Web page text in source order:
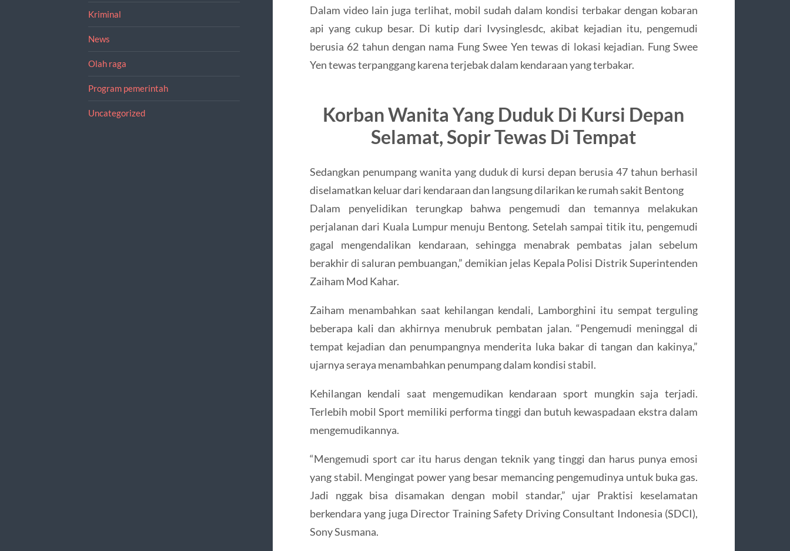
Kriminal
News
Olah raga
Program pemerintah
Uncategorized
Dalam video lain juga terlihat, mobil sudah dalam kondisi terbakar dengan kobaran
api yang cukup besar. Di kutip dari Ivysinglesdc, akibat kejadian itu, pengemudi
berusia 62 tahun dengan nama Fung Swee Yen tewas di lokasi kejadian. Fung Swee
Yen tewas terpanggang karena terjebak dalam kendaraan yang terbakar.
Korban Wanita Yang Duduk Di Kursi Depan
Selamat, Sopir Tewas Di Tempat
Sedangkan penumpang wanita yang duduk di kursi depan berusia 47 tahun berhasil
diselamatkan keluar dari kendaraan dan langsung dilarikan ke rumah sakit Bentong
Dalam penyelidikan terungkap bahwa pengemudi dan temannya melakukan
perjalanan dari Kuala Lumpur menuju Bentong. Setelah sampai titik itu, pengemudi
gagal mengendalikan kendaraan, sehingga menabrak pembatas jalan sebelum
berakhir di saluran pembuangan,” demikian jelas Kepala Polisi Distrik Superintenden
Zaiham Mod Kahar.
Zaiham menambahkan saat kehilangan kendali, Lamborghini itu sempat terguling
beberapa kali dan akhirnya menubruk pembatan jalan. “Pengemudi meninggal di
tempat kejadian dan penumpangnya menderita luka bakar di tangan dan kakinya,”
ujarnya seraya menambahkan penumpang dalam kondisi stabil.
Kehilangan kendali saat mengemudikan kendaraan sport mungkin saja terjadi.
Terlebih mobil Sport memiliki performa tinggi dan butuh kewaspadaan ekstra dalam
mengemudikannya.
“Mengemudi sport car itu harus dengan teknik yang tinggi dan harus punya emosi
yang stabil. Mengingat power yang besar memancing pengemudinya untuk buka gas.
Jadi nggak bisa disamakan dengan mobil standar,” ujar Praktisi keselamatan
berkendara yang juga Director Training Safety Driving Consultant Indonesia (SDCI),
Sony Susmana.